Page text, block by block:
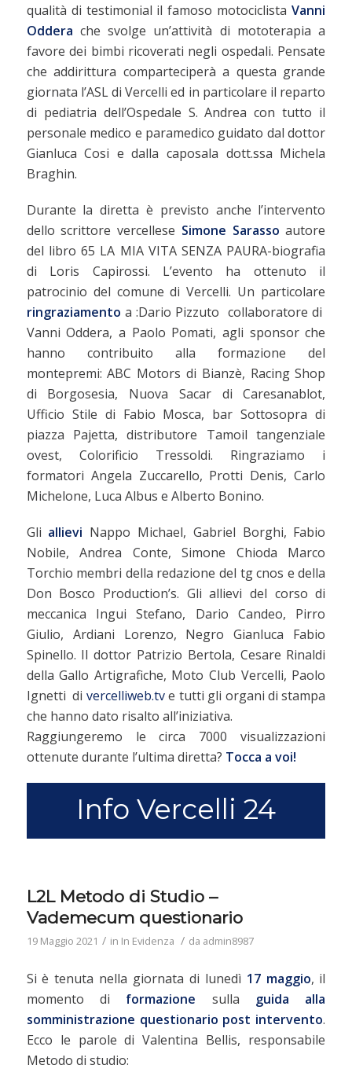
qualità di testimonial il famoso motociclistaVanni
Oddera che svolge un’attività di mototerapia a
favore dei bimbi ricoverati negli ospedali. Pensate
che addirittura comparteciperà a questa grande
giornata l’ASL di Vercelli ed in particolare il reparto
di pediatria dell’Ospedale S. Andrea con tutto il
personale medico e paramedico guidato dal dottor
Gianluca Cosi e dalla caposala dott.ssa Michela
Braghin.
Durante la diretta è previsto anche l’intervento
dello scrittore vercellese Simone Sarasso autore
del libro 65 LA MIA VITA SENZA PAURA-biografia
di Loris Capirossi. L’evento ha ottenuto il
patrocinio del comune di Vercelli. Un particolare
ringraziamento a :Dario Pizzuto collaboratore di
Vanni Oddera, a Paolo Pomati, agli sponsor che
hanno contribuito alla formazione del
montepremi: ABC Motors di Bianzè, Racing Shop
di Borgosesia, Nuova Sacar di Caresanablot,
Ufficio Stile di Fabio Mosca, bar Sottosopra di
piazza Pajetta, distributore Tamoil tangenziale
ovest, Colorificio Tressoldi. Ringraziamo i
formatori Angela Zuccarello, Protti Denis, Carlo
Michelone, Luca Albus e Alberto Bonino.
Gli allievi Nappo Michael, Gabriel Borghi, Fabio
Nobile, Andrea Conte, Simone Chioda Marco
Torchio membri della redazione del tg cnos e della
Don Bosco Production’s. Gli allievi del corso di
meccanica Ingui Stefano, Dario Candeo, Pirro
Giulio, Ardiani Lorenzo, Negro Gianluca Fabio
Spinello. Il dottor Patrizio Bertola, Cesare Rinaldi
della Gallo Artigrafiche, Moto Club Vercelli, Paolo
Ignetti di vercelliweb.tve tutti gli organi di stampa
che hanno dato risalto all’iniziativa.
Raggiungeremo le circa 7000 visualizzazioni
ottenute durante l’ultima diretta? Tocca a voi!
Info Vercelli 24
L2L Metodo di Studio –
Vademecum questionario
19 Maggio 2021 / in In Evidenza / da admin8987
Si è tenuta nella giornata di lunedì 17 maggio, il
momento di formazione sulla guida alla
somministrazione questionario post intervento.
Ecco le parole di Valentina Bellis, responsabile
Metodo di studio: